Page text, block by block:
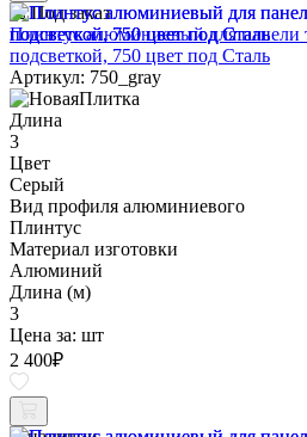
Под заказ
Плинтус алюминиевый для
подсветкой, 750 цвет под Сталь
Артикул: 750_gray
Длина
3
Цвет
Серый
Вид профиля алюминиевого
Плинтус
Материал изготовки
Алюминий
Длина (м)
3
Цена за: шт
2 400₽